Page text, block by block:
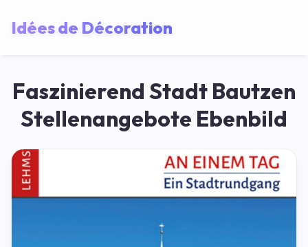
Idées de Décoration
Faszinierend Stadt Bautzen
Stellenangebote Ebenbild